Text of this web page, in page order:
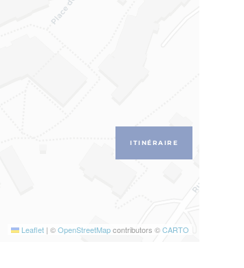
Leaflet | ©OpenStreetMapcontributors ©CARTO
ITINÉRAIRE